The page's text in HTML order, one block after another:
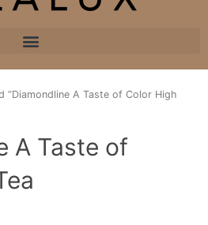
“Diamondline A Taste of Color High
A Taste of